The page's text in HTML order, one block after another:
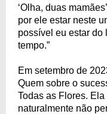
‘Olha, duas
por ele estar neste
possível eu estar do
tempo.”
Em setembro de
Quem sobre o
Todas as Flores.
naturalmente não